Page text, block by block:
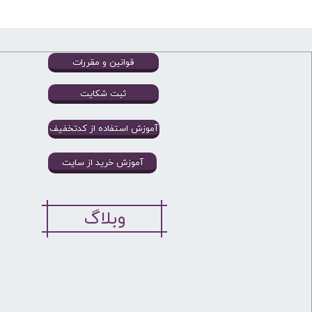
قوانین و مقررات
ثبت شکایت
آموزش خرید از سایت
آموزش استفاده از کدتخفیف
وبلاگ